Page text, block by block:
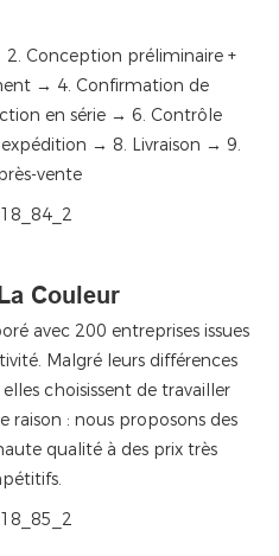
Conception préliminaire +
→ 4. Confirmation de
en série → 6. Contrôle
→ 8. Livraison → 9.
vente
Couleur
avec 200 entreprises issues
Malgré leurs différences
choisissent de travailler
raison : nous proposons des
qualité à des prix très